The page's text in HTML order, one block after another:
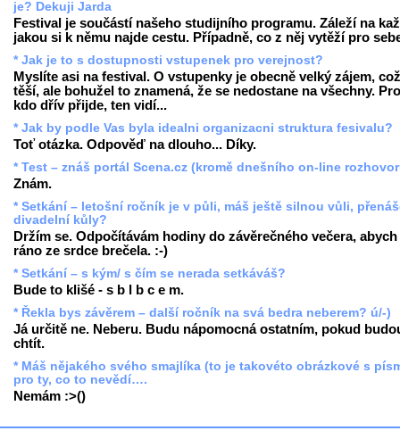
je? Dekuji Jarda
Festival je součástí našeho studijního programu. Záleží na
jakou si k němu najde cestu. Případně, co z něj vytěží pro
* Jak je to s dostupnosti vstupenek pro verejnost?
Myslíte asi na festival. O vstupenky je obecně velký zájem,
těší, ale bohužel to znamená, že se nedostane na všechny.
kdo dřív přijde, ten vidí...
* Jak by podle Vas byla idealni organizacni struktura fesivalu?
Toť otázka. Odpověď na dlouho... Díky.
* Test – znáš portál Scena.cz (kromě dnešního on-line
Znám.
* Setkání – letošní ročník je v půli, máš ještě silnou vůli,
divadelní kůly?
Držím se. Odpočítávám hodiny do závěrečného večera, abych
ráno ze srdce brečela. :-)
* Setkání – s kým/ s čím se nerada setkáváš?
Bude to klišé - s b l b c e m.
* Řekla bys závěrem – další ročník na svá bedra neberem? ú/-)
Já určitě ne. Neberu. Budu nápomocná ostatním, pokud
chtít.
* Máš nějakého svého smajlíka (to je takovéto obrázkové s
pro ty, co to nevědí….
Nemám :>()